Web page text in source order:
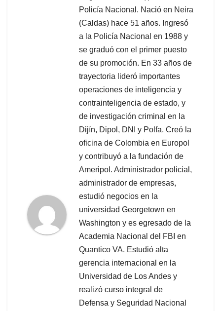
Policía Nacional. Nació en Neira
(Caldas) hace 51 años. Ingresó
a la Policía Nacional en 1988 y
se graduó con el primer puesto
de su promoción. En 33 años de
trayectoria lideró importantes
operaciones de inteligencia y
contrainteligencia de estado, y
de investigación criminal en la
Dijín, Dipol, DNI y Polfa. Creó la
oficina de Colombia en Europol
y contribuyó a la fundación de
Ameripol. Administrador policial,
administrador de empresas,
estudió negocios en la
universidad Georgetown en
Washington y es egresado de la
Academia Nacional del FBI en
Quantico VA. Estudió alta
gerencia internacional en la
Universidad de Los Andes y
realizó curso integral de
Defensa y Seguridad Nacional